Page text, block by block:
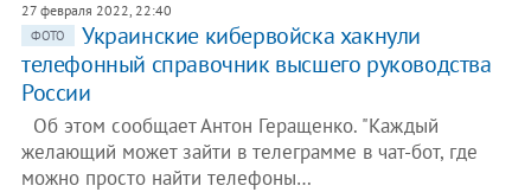
27 февраля 2022, 22:40
ФОТО
Украинские кибервойска хакнули
телефонный справочник высшего руководства
России
Об этом сообщает Антон Геращенко. "Каждый
желающий может зайти в телеграмме в чат-бот, где
можно просто найти телефоны…